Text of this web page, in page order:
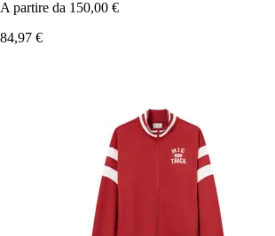
A partire da 150,00 €
84,97 €